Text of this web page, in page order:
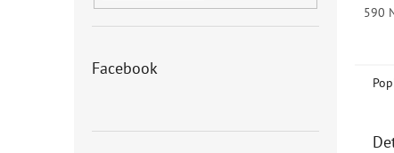
Facebook
590